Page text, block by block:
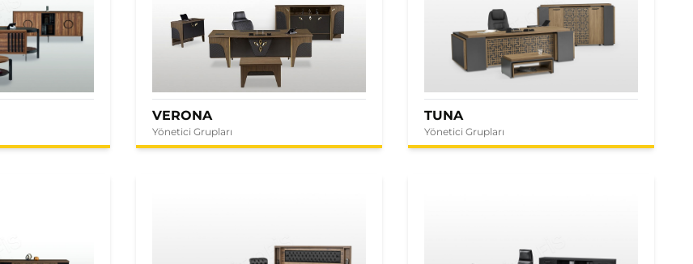
VERONA
Yönetici Grupları
TUNA
Yönetici Grupları